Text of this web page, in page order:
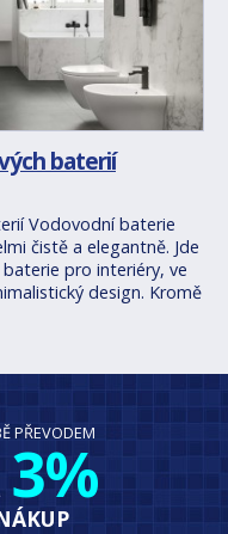
baterií
Vodovodní baterie
čistě a elegantně. Jde
pro interiéry, ve
design. Kromě
PŘEVODEM
3%